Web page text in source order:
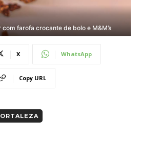
farofa crocante de bolo e M&M’s
X WhatsApp
Copy URL